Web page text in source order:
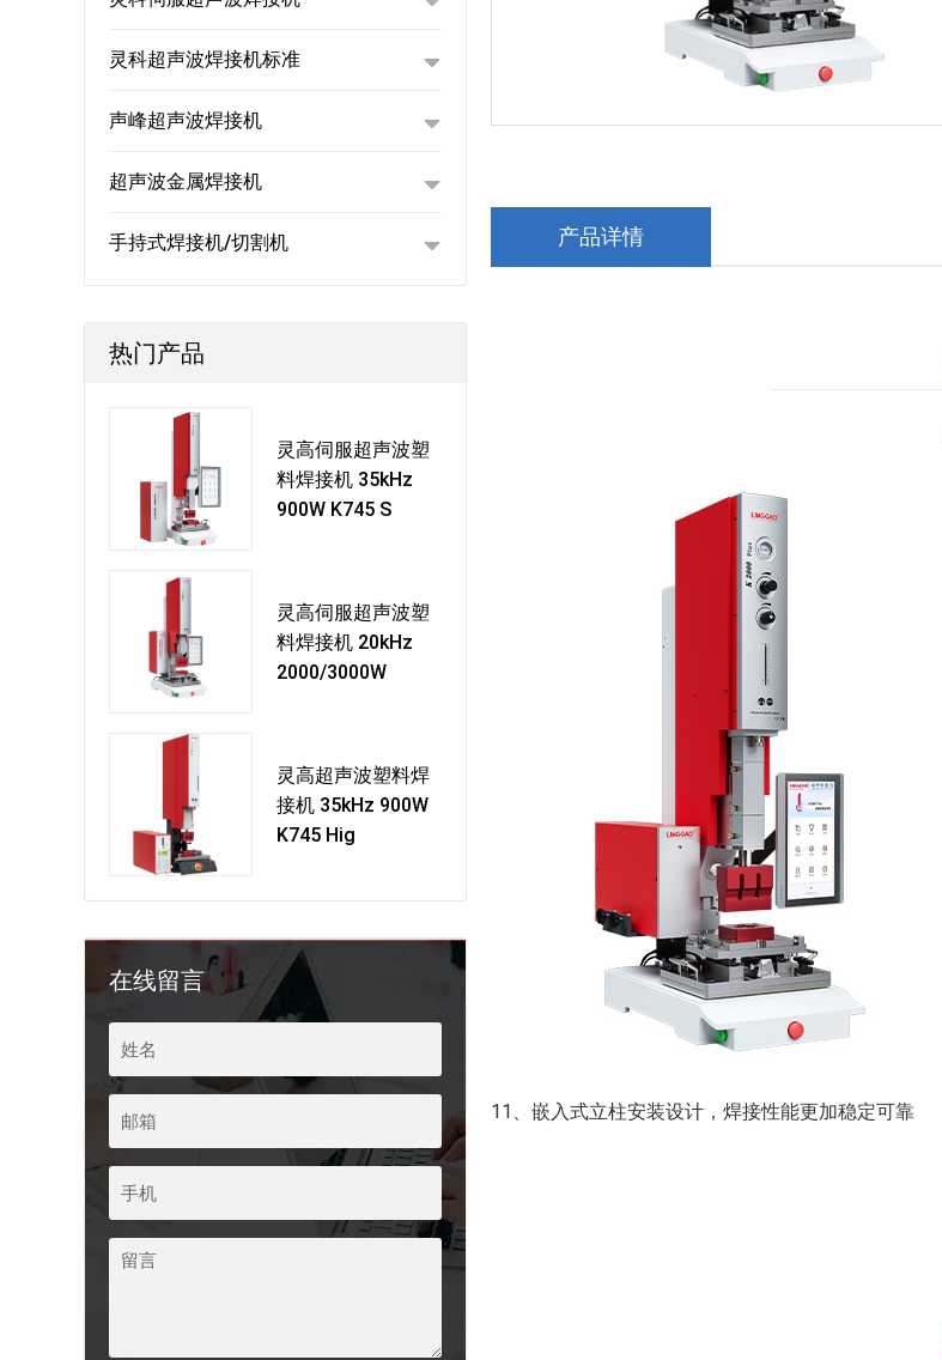
灵科超声波焊接机标准
声峰超声波焊接机
超声波金属焊接机
手持式焊接机/切割机
热门产品
灵高伺服超声波塑
料焊接机 35kHz
900W K745 S
灵高伺服超声波塑
料焊接机 20kHz
2000/3000W
灵高超声波塑料焊
接机 35kHz 900W
K745 Hig
在线留言
产品详情
11、嵌入式立柱安装设计，焊接性能更加稳定可靠